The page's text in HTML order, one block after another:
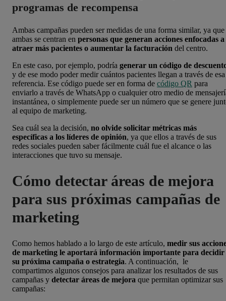
programas de recompensa
Ambas campañas pueden ser medidas de una forma similar, ya que
ambas se centran en personas que generan acciones enfocadas a
atraer más pacientes o aumentar la facturación del centro.
En este caso, por ejemplo, podría generar un código de
y de ese modo poder medir cuántos pacientes llegan a través de esa
referencia. Ese código puede ser en forma de código QR para
enviarlo a través de WhatsApp o cualquier otro medio de
instantánea, o simplemente puede ser un número que se genere
al equipo de marketing.
Sea cuál sea la decisión, no olvide solicitar métricas más
específicas a los líderes de opinión, ya que ellos a través de sus
redes sociales pueden saber fácilmente cuál fue el alcance o las
interacciones que tuvo su mensaje.
Cómo detectar áreas de mejora
para sus próximas campañas de
marketing
Como hemos hablado a lo largo de este artículo, medir sus
de marketing le aportará información importante para decidir
su próxima campaña o estrategia. A continuación, le
compartimos algunos consejos para analizar los resultados de sus
campañas y detectar áreas de mejora que permitan optimizar sus
campañas: